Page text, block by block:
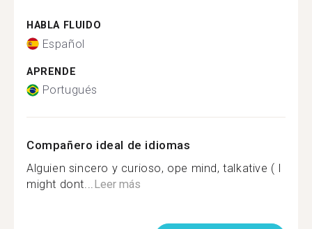
HABLA FLUIDO
Español
APRENDE
Portugués
Compañero ideal de idiomas
Alguien sincero y curioso, ope mind, talkative ( I
might dont...Leer más